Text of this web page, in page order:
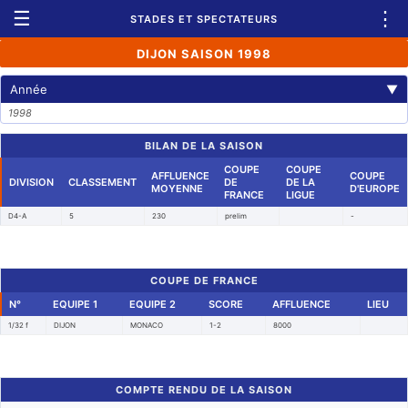
☰ STADES ET SPECTATEURS ⋮
DIJON SAISON 1998
Année ▼
1998
BILAN DE LA SAISON
DIVISION CLASSEMENT
AFFLUENCE
MOYENNE
COUPE
DE
FRANCE
COUPE
DE LA
LIGUE
COUPE
D'EUROPE
D4-A 5 230 prelim -
COUPE DE FRANCE
N°
EQUIPE 1 EQUIPE 2 SCORE AFFLUENCE LIEU
1/32 f DIJON MONACO 1-2 8000
COMPTE RENDU DE LA SAISON